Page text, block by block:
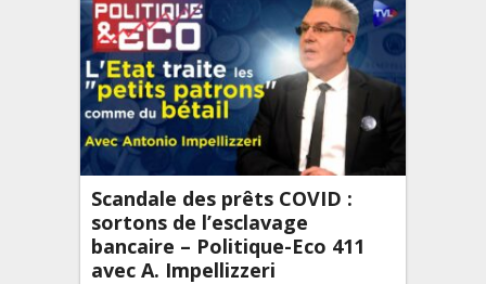
Scandale des prêts COVID :
sortons de l’esclavage
bancaire – Politique-Eco 411
avec A. Impellizzeri